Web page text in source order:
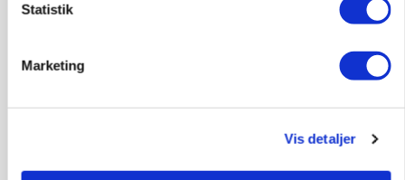
Statistik
Marketing
Vis detaljer
Uændret notering: Spæde lyspunkter i fortsat